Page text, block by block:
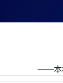
――本